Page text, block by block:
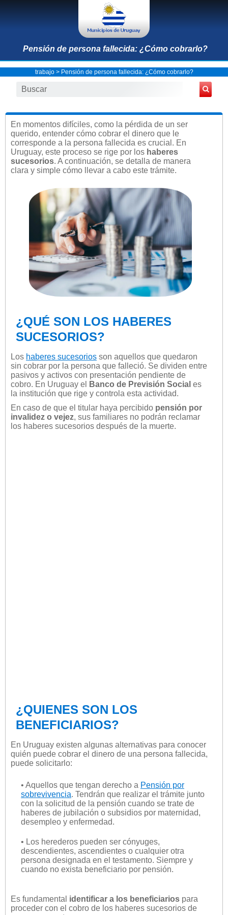
Pensión de persona fallecida: ¿Cómo cobrarlo?
trabajo> Pensión de persona fallecida: ¿Cómo cobrarlo?
En momentos difíciles, como la pérdida de un ser
querido, entender cómo cobrar el dinero que le
corresponde a la persona fallecida es crucial. En
Uruguay, este proceso se rige por los haberes
sucesorios. A continuación, se detalla de manera
clara y simple cómo llevar a cabo este trámite.
¿QUÉ SON LOS HABERES
SUCESORIOS?
Los haberes sucesorios son aquellos que quedaron
sin cobrar por la persona que falleció. Se dividen entre
pasivos y activos con presentación pendiente de
cobro. En Uruguay el
Banco de Previsión Social es
la institución que rige y controla esta actividad.
En caso de que el titular haya percibido pensión por
invalidez o vejez, sus familiares no podrán reclamar
los haberes sucesorios después de la muerte.
¿QUIENES SON LOS
BENEFICIARIOS?
En Uruguay existen algunas alternativas para conocer
quién puede cobrar el dinero de una persona fallecida,
puede solicitarlo:
• Aquellos que tengan derecho a Pensión por
sobrevivencia. Tendrán que realizar el trámite junto
con la solicitud de la pensión cuando se trate de
haberes de jubilación o subsidios por maternidad,
desempleo y enfermedad.
• Los herederos pueden ser cónyuges,
descendientes, ascendientes o cualquier otra
persona designada en el testamento. Siempre y
cuando no exista beneficiario por pensión.
Es fundamental identificar a los beneficiarios para
proceder con el cobro de los haberes sucesorios de